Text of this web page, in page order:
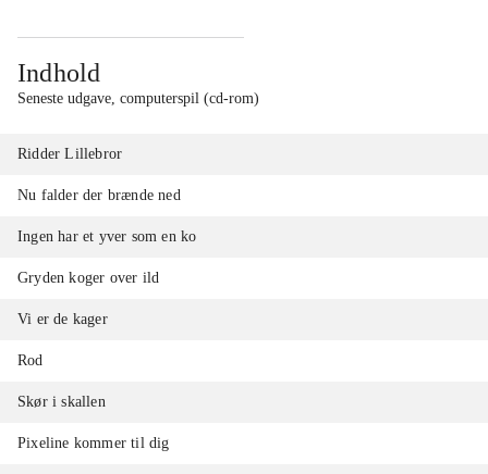
Indhold
Seneste udgave, computerspil (cd-rom)
Ridder Lillebror
Nu falder der brænde ned
Ingen har et yver som en ko
Gryden koger over ild
Vi er de kager
Rod
Skør i skallen
Pixeline kommer til dig